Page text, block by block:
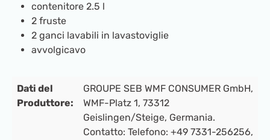
contenitore 2.5 l
2 fruste
2 ganci lavabili in lavastoviglie
avvolgicavo
Dati del
Produttore:
GROUPE SEB WMF CONSUMER GmbH,
WMF-Platz 1, 73312
Geislingen/Steige, Germania.
Contatto: Telefono: +49 7331-256256,